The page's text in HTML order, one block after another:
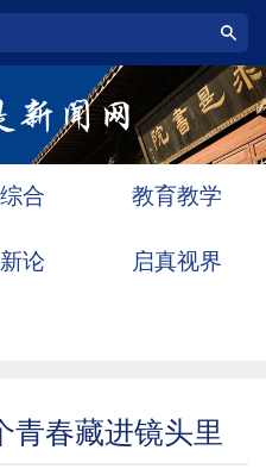
合 教育教学
论 启真视界
青春藏进镜头里